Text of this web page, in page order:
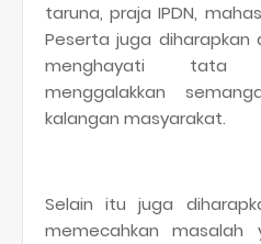
taruna, praja IPDN,
Peserta juga
menghayati tata
menggalakkan
kalangan masyarakat.
Selain itu juga
memecahkan